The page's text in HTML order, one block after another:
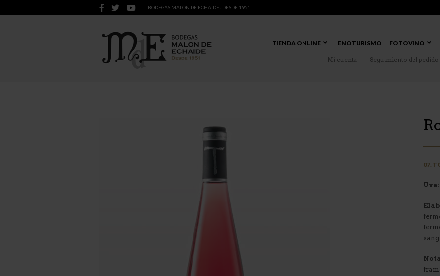
BODEGAS MALÓN DE ECHAIDE · DESDE 1951
TIENDA ONLINE ENOTURISMO FOTOVINO
Mi cuenta Seguimiento del pedido
07.
Uva: